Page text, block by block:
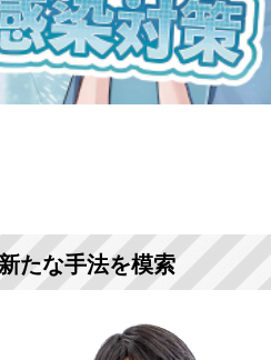
たな手法を模索